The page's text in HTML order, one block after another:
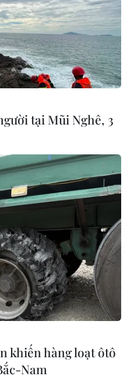
tại Mũi Nghê, 3
khiến hàng loạt ôtô
Nam